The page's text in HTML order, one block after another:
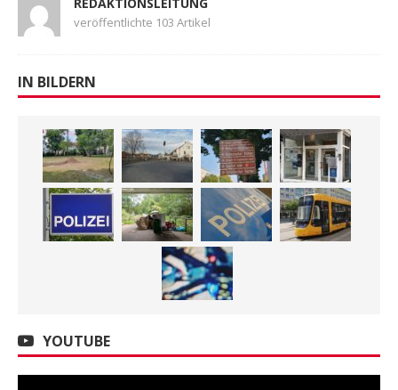
veröffentlichte 103 Artikel
IN BILDERN
YOUTUBE